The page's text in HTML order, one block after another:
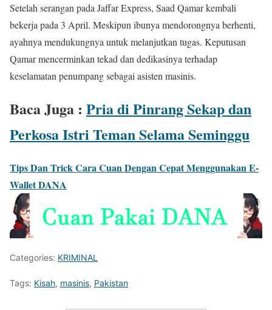
Setelah serangan pada Jaffar Express, Saad Qamar kembali
bekerja pada 3 April. Meskipun ibunya mendorongnya berhenti,
ayahnya mendukungnya untuk melanjutkan tugas. Keputusan
Qamar mencerminkan tekad dan dedikasinya terhadap
keselamatan penumpang sebagai asisten masinis.
Baca Juga : Pria di Pinrang Sekap dan
Perkosa Istri Teman Selama Seminggu
Tips Dan Trick Cara Cuan Dengan Cepat Menggunakan E-
Wallet DANA
Categories: KRIMINAL
Tags: Kisah, masinis, Pakistan